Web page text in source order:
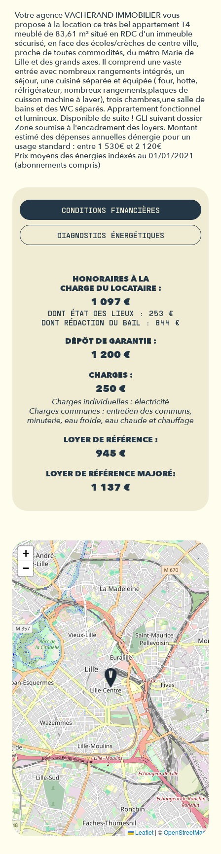
Votre agence VACHERAND IMMOBILIER vous
propose à la location ce très bel appartement T4
meublé de 83,61 m² situé en RDC d'un immeuble
sécurisé, en face des écoles/crèches de centre ville,
proche de toutes commodités, du métro Marie de
Lille et des grands axes. Il comprend une vaste
entrée avec nombreux rangements intégrés, un
séjour, une cuisiné séparée et équipée ( four, hotte,
réfrigérateur, nombreux rangements,plaques de
cuisson machine à laver), trois chambres,une salle de
bains et des WC séparés. Apprartement fonctionnel
et lumineux. Disponible de suite ! GLI suivant dossier
Zone soumise à l'encadrement des loyers. Montant
estimé des dépenses annuelles dénergie pour un
usage standard : entre 1 530€ et 2 120€
Prix moyens des énergies indexés au 01/01/2021
(abonnements compris)
CONDITIONS FINANCIÈRES
DIAGNOSTICS ÉNERGÉTIQUES
HONORAIRES À LA
CHARGE DU LOCATAIRE :
1 097 €
DONT ÉTAT DES LIEUX : 253 €
DONT RÉDACTION DU BAIL : 844 €
DÉPÔT DE GARANTIE :
1 200 €
CHARGES :
250 €
Charges individuelles : électricité
Charges communes : entretien des communs,
minuterie, eau froide, eau chaude et chauffage
LOYER DE RÉFÉRENCE :
945 €
LOYER DE RÉFÉRENCE MAJORÉ:
1 137 €
+
−
Leaflet | ©OpenStreetMap